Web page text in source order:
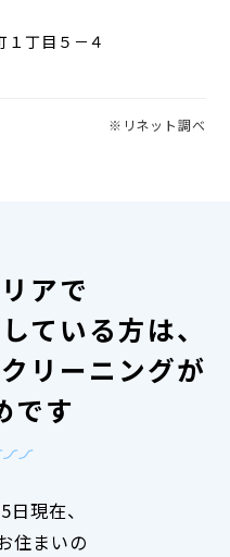
丁目５－４
※リネット調べ
アで
ている方は、
リーニングが
です
現在、
住まいの